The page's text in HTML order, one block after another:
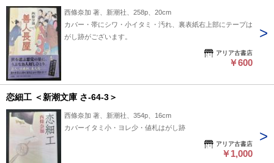
西條奈加 著、新潮社、258p、20cm
カバー・帯にシワ・小イタミ・汚れ、裏表紙右上部にテープは
がし跡がございます。
アリア古書店
￥600
恋細工 ＜新潮文庫 さ-64-3＞
西條奈加 著、新潮社、354p、16cm
カバーイタミ小・ヨレ少・値札はがし跡
アリア古書店
￥1,000